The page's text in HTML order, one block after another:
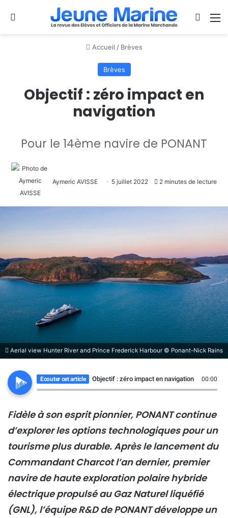
Se connecter
Accueil / Brèves
Brèves
Objectif : zéro impact en
navigation
Pour le 14ème navire de PONANT
Aymeric AVISSE 5 juillet 2022 2 minutes de lecture
Aerial view Hunter River and Prince Frederick Harbour © Ponant-Nick Rains
Ecouter cet article Objectif : zéro impact en navigation 00:00
Fidèle à son esprit pionnier, PONANT continue
d’explorer les options technologiques pour un
tourisme plus durable. Après le lancement du
Commandant Charcot l’an dernier, premier
navire de haute exploration polaire hybride
électrique propulsé au Gaz Naturel liquéfié
(GNL), l’équipe R&D de PONANT développe un